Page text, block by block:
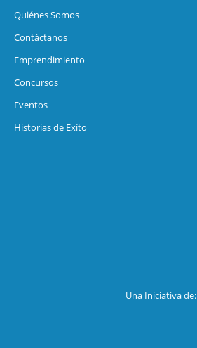
Quiénes Somos
Contáctanos
Emprendimiento
Concursos
Eventos
Historias de Exíto
Una Iniciativa de: